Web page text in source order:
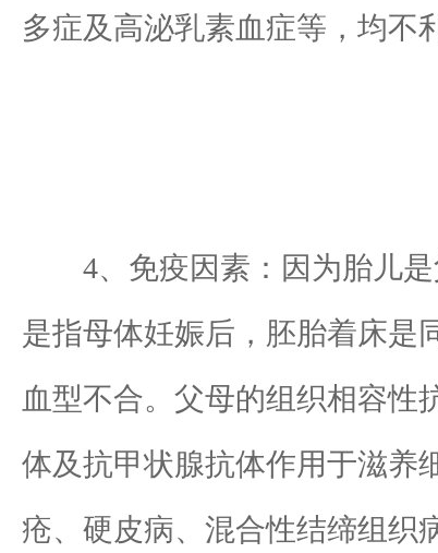
多症及高泌乳素血症等，均不
4、免疫因素：因为胎儿是
是指母体妊娠后，胚胎着床是
血型不合。父母的组织相容性
体及抗甲状腺抗体作用于滋养
疮、硬皮病、混合性结缔组织